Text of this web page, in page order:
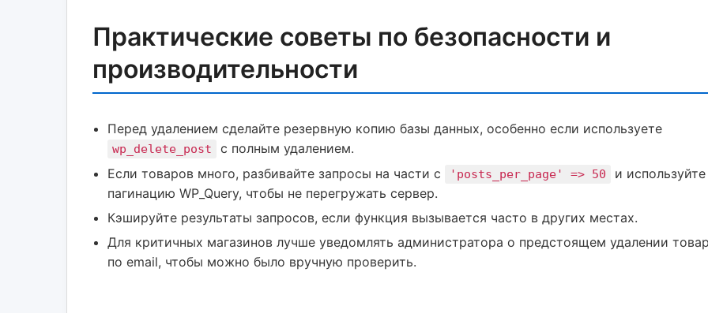
Практические советы по безопасности и
производительности
Перед удалением сделайте резервную копию базы данных, особенно если используете
wp_delete_post
с полным удалением.
Если товаров много, разбивайте запросы на части с
'posts_per_page' => 50
и используйте
пагинацию WP_Query, чтобы не перегружать сервер.
Кэшируйте результаты запросов, если функция вызывается часто в других местах.
Для критичных магазинов лучше уведомлять администратора о предстоящем удалении
по email, чтобы можно было вручную проверить.